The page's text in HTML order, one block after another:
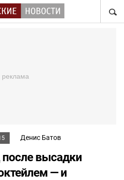
Денис Батов
высадки
— и